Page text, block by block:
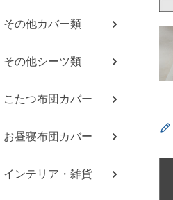
その他カバー類
その他シーツ類
こたつ布団カバー
お昼寝布団カバー
インテリア・雑貨